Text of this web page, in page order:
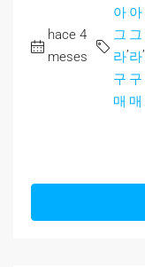
hace 4
meses
아
그
라
구
매
아
그
라
구
매